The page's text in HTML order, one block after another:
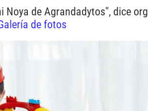
Noya de Agrandadytos", dice
de fotos